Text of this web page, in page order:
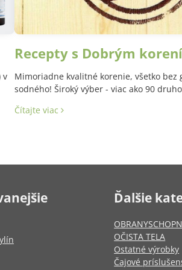
v
Recepty s Dobrým
Mimoriadne kvalitné korenie, všetko bez
sodného! Široký výber - viac ako 90
Čítajte viac
Ďalšie
OČISTA TELA
Ostatné výrobky
Čajové